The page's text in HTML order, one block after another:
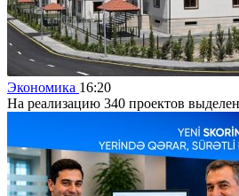
Экономика 16:20
На реализацию 340 проектов